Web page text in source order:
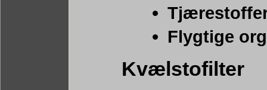
Flygtige
Kvælstofilter